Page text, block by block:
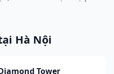
Hà Nội
Tower